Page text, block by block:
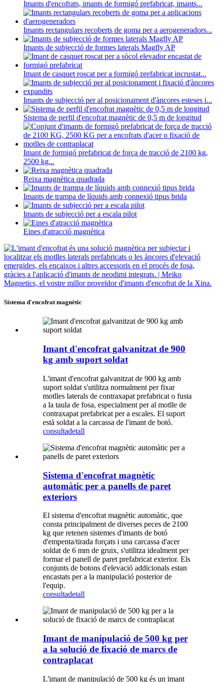
Imants d'encofrats, imants de formigó prefabricat, imants...
Imants rectangulars recoberts de goma per a aerogeneradors...
Imants de subjecció de formes laterals Magfly AP
Imant de casquet roscat per a formigó prefabricat incrustat...
Imants de subjecció per al posicionament d'àncores esteses i...
Sistema de perfil d'encofrat magnètic de 0,5 m de longitud
Imant de formigó prefabricat de força de tracció de 2100 kg,
2500 kg...
Reixa magnètica quadrada
Imants de trampa de líquids amb connexió tipus brida
Imants de subjecció per a escala pilot
Eines d'atracció magnètica
Sistema d'encofrat magnètic
Imant d'encofrat galvanitzat de 900
kg amb suport soldat
L'imant d'encofrat galvanitzat de 900 kg amb
suport soldat s'utilitza normalment per fixar
motlles laterals de contraxapat prefabricat o fusta
a la taula de fosa, especialment per al motlle de
contraxapat prefabricat per a escales. El suport
està soldat a la carcassa de l'imant de botó.
consultadetall
Sistema d'encofrat magnètic
automàtic per a panells de paret
exteriors
El sistema d'encofrat magnètic automàtic, que
consta principalment de diverses peces de 2100
kg que retenen sistemes d'imants de botó
d'empenta/tirada forçats i una carcassa d'acer
soldat de 6 mm de gruix, s'utilitza idealment per
formar el panell de paret prefabricat exterior. Els
conjunts de botons d'elevació addicionals estan
encastats per a la manipulació posterior de
l'equip.
consultadetall
Imant de manipulació de 500 kg per
a la solució de fixació de marcs de
contraplacat
L'imant de manipulació de 500 kg és un imant